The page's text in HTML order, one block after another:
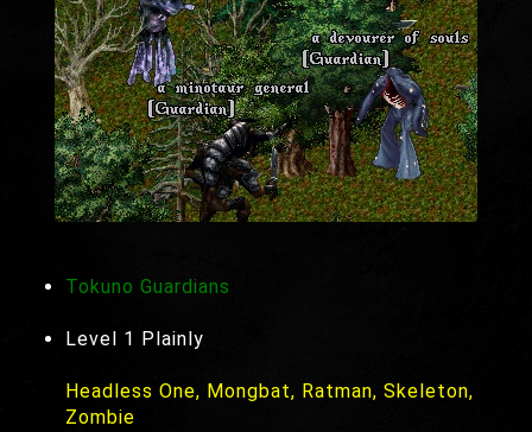
Tokuno Guardians
Level 1 Plainly
Headless One, Mongbat, Ratman, Skeleton,
Zombie